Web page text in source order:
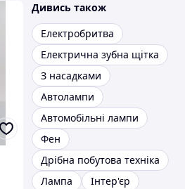
Дивись також
Електробритва
Електрична зубна щітка
З насадками
Автолампи
Автомобільні лампи
Фен
Дрібна побутова техніка
Лампа
Інтер'єр